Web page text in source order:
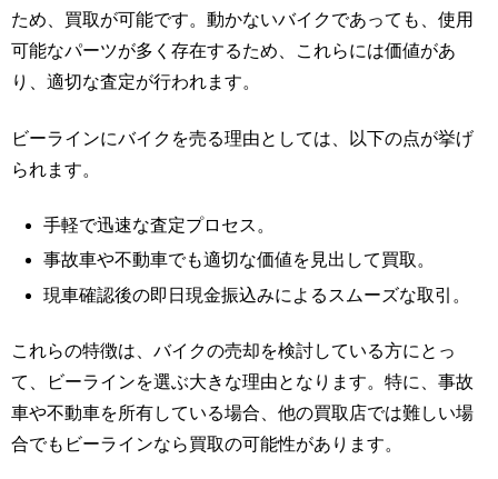
ため、買取が可能です。動かないバイクであっても、使用
可能なパーツが多く存在するため、これらには価値があ
り、適切な査定が行われます。
ビーラインにバイクを売る理由としては、以下の点が挙げ
られます。
手軽で迅速な査定プロセス。
事故車や不動車でも適切な価値を見出して買取。
現車確認後の即日現金振込みによるスムーズな取引。
これらの特徴は、バイクの売却を検討している方にとっ
て、ビーラインを選ぶ大きな理由となります。特に、事故
車や不動車を所有している場合、他の買取店では難しい場
合でもビーラインなら買取の可能性があります。